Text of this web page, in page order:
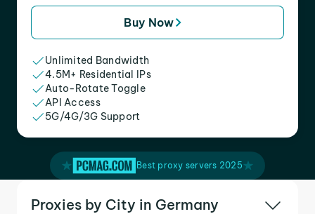
Buy Now
Unlimited Bandwidth
4.5M+ Residential IPs
Auto-Rotate Toggle
API Access
5G/4G/3G Support
Best proxy servers 2025
Proxies by City in Germany